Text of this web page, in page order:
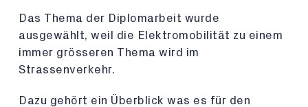
Das Thema der Diplomarbeit wurde
ausgewählt, weil die Elektromobilität zu einem
immer grösseren Thema wird im
Strassenverkehr.
Dazu gehört ein Überblick was es für den